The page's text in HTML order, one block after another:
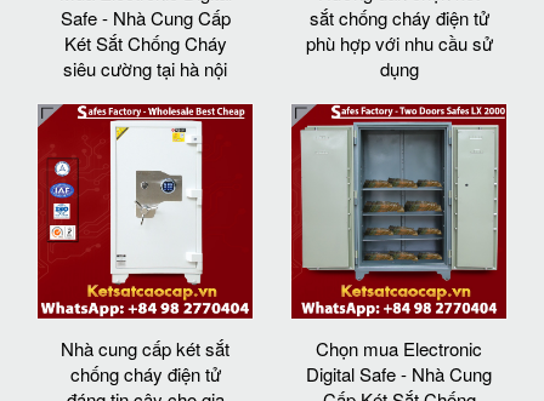
Safe - Nhà Cung Cấp
Két Sắt Chống Cháy
siêu cường tại hà nội
sắt chống cháy điện tử
phù hợp với nhu cầu sử
dụng
Nhà cung cấp két sắt
chống cháy điện tử
Chọn mua Electronic
Digital Safe - Nhà Cung